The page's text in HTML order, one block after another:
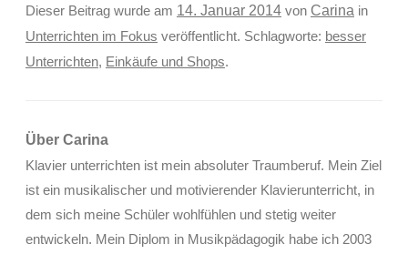
Dieser Beitrag wurde am 14. Januar 2014von Carina in
Unterrichten im Fokus veröffentlicht. Schlagworte: besser
Unterrichten, Einkäufe und Shops.
Über Carina
Klavier unterrichten ist mein absoluter Traumberuf. Mein Ziel
ist ein musikalischer und motivierender Klavierunterricht, in
dem sich meine Schüler wohlfühlen und stetig weiter
entwickeln. Mein Diplom in Musikpädagogik habe ich 2003